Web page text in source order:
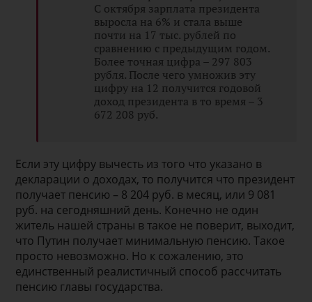
С октября зарплата президента
выросла на 6% и стала выше
почти на 17 тыс. рублей по
сравнению с предыдущим годом.
Более точная цифра – 297 803
рубля. После чего умножив эту
цифру на 12 получится годовой
доход президента в то время – 3
672 208 руб.
Если эту цифру вычесть из того что указано в
декларации о доходах, то получится что президент
получает пенсию – 8 204 руб. в месяц, или 9 081
руб. на сегодняшний день. Конечно не один
житель нашей страны в такое не поверит, выходит,
что Путин получает минимальную пенсию. Такое
просто невозможно. Но к сожалению, это
единственный реалистичный способ рассчитать
пенсию главы государства.